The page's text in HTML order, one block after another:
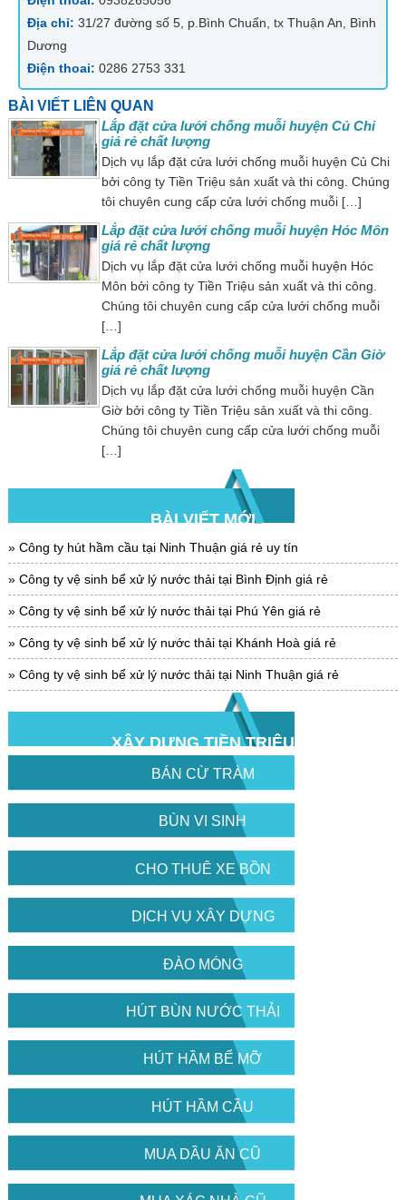
Địa chỉ: 31/27 đường số 5, p.Bình Chuẩn, tx Thuận An, Bình
Dương
Điện thoai:0286 2753 331
BÀI VIẾT LIÊN QUAN
Lắp đặt cửa lưới chống muỗi huyện Củ Chi
giá rẻ chất lượng
Dịch vụ lắp đặt cửa lưới chống muỗi huyện Củ Chi
bởi công ty Tiền Triệu sản xuất và thi công. Chúng
tôi chuyên cung cấp cửa lưới chống muỗi […]
Lắp đặt cửa lưới chống muỗi huyện Hóc Môn
giá rẻ chất lượng
Dịch vụ lắp đặt cửa lưới chống muỗi huyện Hóc
Môn bởi công ty Tiền Triệu sản xuất và thi công.
Chúng tôi chuyên cung cấp cửa lưới chống muỗi
[…]
Lắp đặt cửa lưới chống muỗi huyện Cần Giờ
giá rẻ chất lượng
Dịch vụ lắp đặt cửa lưới chống muỗi huyện Cần
Giờ bởi công ty Tiền Triệu sản xuất và thi công.
Chúng tôi chuyên cung cấp cửa lưới chống muỗi
[…]
BÀI VIẾT MỚI
Công ty hút hầm cầu tại Ninh Thuận giá rẻ uy tín
Công ty vệ sinh bể xử lý nước thải tại Bình Định giá rẻ
Công ty vệ sinh bể xử lý nước thải tại Phú Yên giá rẻ
Công ty vệ sinh bể xử lý nước thải tại Khánh Hoà giá rẻ
Công ty vệ sinh bể xử lý nước thải tại Ninh Thuận giá rẻ
XÂY DỰNG TIỀN TRIỆU
BÁN CỪ TRÀM
BÙN VI SINH
CHO THUÊ XE BỒN
DỊCH VỤ XÂY DỰNG
ĐÀO MÓNG
HÚT BÙN NƯỚC THẢI
HÚT HẦM BỂ MỠ
HÚT HẦM CẦU
MUA DẦU ĂN CŨ